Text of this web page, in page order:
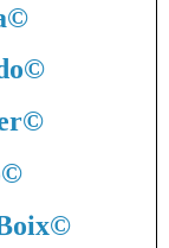
©
©
©
©
©